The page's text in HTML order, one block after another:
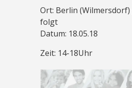
Ort: Berlin (Wilmersdorf)
folgt
Datum: 18.05.18
Zeit: 14-18Uhr